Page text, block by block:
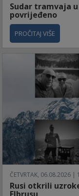
Sudar tramvaja
povrijeđeno
PROČITAJ VIŠE
ČETVRTAK, 06.08.2026 |
Rusi otkrili
Elbrusu